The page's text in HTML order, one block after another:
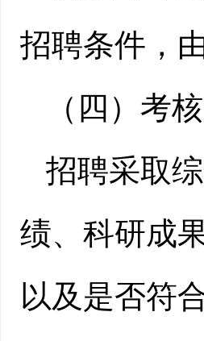
招聘条件，
（四）考
招聘采取
绩、科研成
以及是否符